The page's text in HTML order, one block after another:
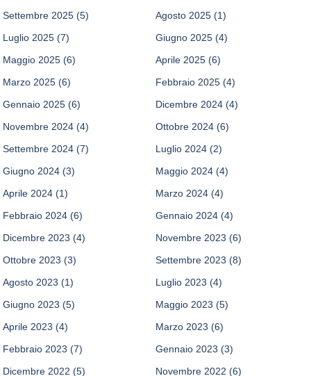
Settembre 2025 (5) Agosto 2025 (1)
Luglio 2025 (7) Giugno 2025 (4)
Maggio 2025 (6) Aprile 2025 (6)
Marzo 2025 (6) Febbraio 2025 (4)
Gennaio 2025 (6) Dicembre 2024 (4)
Novembre 2024 (4) Ottobre 2024 (6)
Settembre 2024 (7) Luglio 2024 (2)
Giugno 2024 (3) Maggio 2024 (4)
Aprile 2024 (1) Marzo 2024 (4)
Febbraio 2024 (6) Gennaio 2024 (4)
Dicembre 2023 (4) Novembre 2023 (6)
Ottobre 2023 (3) Settembre 2023 (8)
Agosto 2023 (1) Luglio 2023 (4)
Giugno 2023 (5) Maggio 2023 (5)
Aprile 2023 (4) Marzo 2023 (6)
Febbraio 2023 (7) Gennaio 2023 (3)
Dicembre 2022 (5) Novembre 2022 (6)